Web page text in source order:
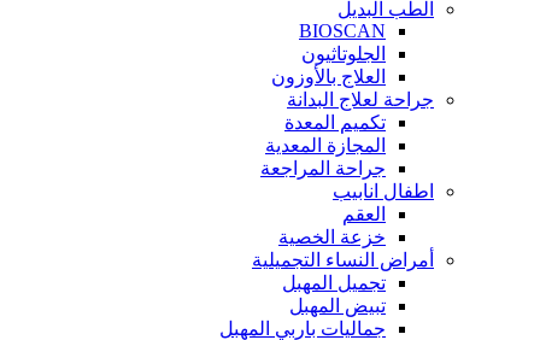
الطب البديل
BIOSCAN
الجلوتاثيون
العلاج بالأوزون
جراحة لعلاج البدانة
تكميم المعدة
المجازة المعدية
جراحة المراجعة
اطفال انابيب
العقم
خزعة الخصية
أمراض النساء التجميلية
تجميل المهبل
تبيض المهبل
جماليات باربي المهبل